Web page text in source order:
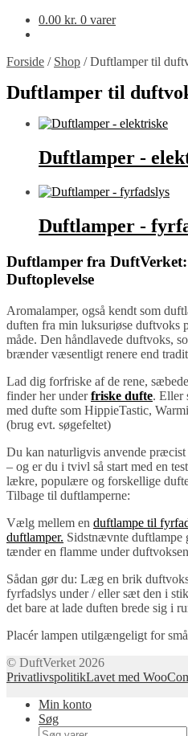
0.00 kr. 0 varer
Forside / Shop /Duftlamper til
Duftlamper til
Duftlamper -
Duftlamper -
Duftlamper fra
Duftoplevelse
Aromalamper, også kendt som
duften fra min luksuriøse duftvoks
måde. Den håndlavede duftvoks,
brænder væsentligt renere end
Lad dig forfriske af de rene,
finder her underfriske dufte. Eller
med dufte som HippieTastic,
(brug evt. søgefeltet)
Du kan naturligvis anvende
– og er du i tvivl så start med en
lækre, populære og forskellige
Tilbage til duftlamperne:
Vælg mellem en duftlampe til
duftlamper. Sidstnævnte duftlampe
tænder en flamme under
Sådan gør du: Læg en brik
fyrfadslys under / eller sæt den i
det bare at lade duften brede sig i
Placér lampen utilgængeligt for
© DuftVerket 2026
PrivatlivspolitikLavet med
Min konto
Søg
Søg